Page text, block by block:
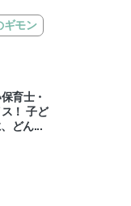
」。今回
ギモン
育士・
！ 子ど
どん...